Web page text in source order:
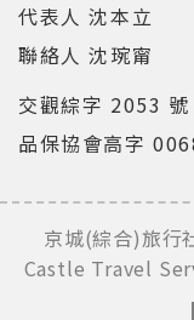
代表人 沈本立
聯絡人 沈琬甯
交觀綜字 2053 號
品保協會高字
京城(綜合)旅
Castle Travel